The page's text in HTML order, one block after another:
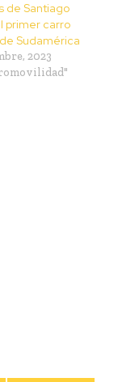
de Santiago
primer carro
Sudamérica
2023